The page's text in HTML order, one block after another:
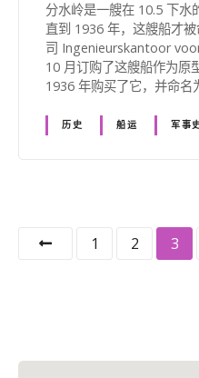
分水岭是一艘在 10.5 下水
直到 1936 年，这艘船才
司 Ingenieurskantoor
10 月订购了这艘船作为原
1936 年购买了它，并命名
历史 船运 军事
帖
航
1 2 3